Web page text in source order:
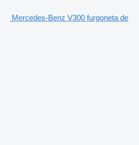
Mercedes-Benz V300 furgoneta de